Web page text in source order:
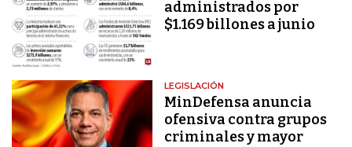
administrados por
$1.169 billones a junio
LEGISLACIÓN
MinDefensa anuncia
ofensiva contra grupos
criminales y mayor